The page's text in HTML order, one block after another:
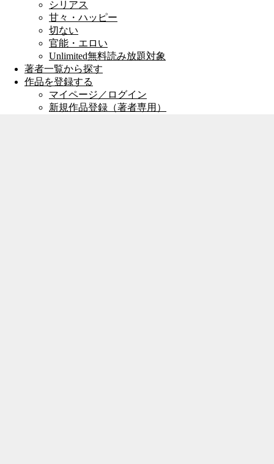
シリアス
甘々・ハッピー
切ない
官能・エロい
Unlimited無料読み放題対象
著者一覧から探す
作品を登録する
マイページ／ログイン
新規作品登録（著者専用）